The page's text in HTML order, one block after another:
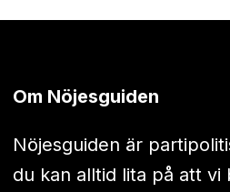
Om Nöjesguiden
Nöjesguiden är
du kan alltid lita på att vi